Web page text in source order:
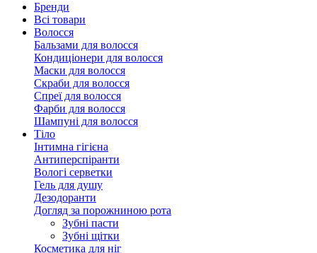
Бренди
Всі товари
Волосся
Бальзами для волосся
Кондиціонери для волосся
Маски для волосся
Скраби для волосся
Спреї для волосся
Фарби для волосся
Шампуні для волосся
Тіло
Інтимна гігієна
Антиперспіранти
Вологі серветки
Гель для душу
Дезодоранти
Догляд за порожниною рота
Зубні пасти
Зубні щітки
Косметика для ніг